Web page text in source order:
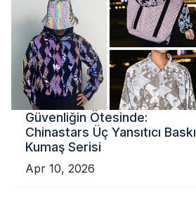
Güvenliğin Ötesinde:
Chinastars Üç Yansıtıcı Baskı
Kumaş Serisi
Apr 10, 2026